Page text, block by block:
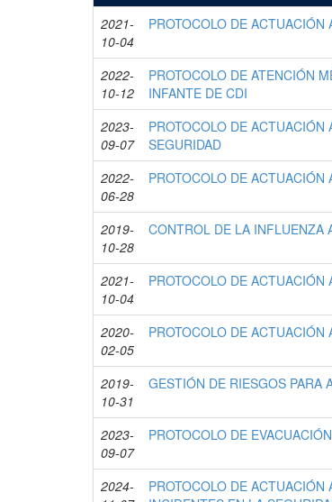
2021-
10-04
PROTOCOLO DE
2022-
10-12
PROTOCOLO DE ATENCIÓN
INFANTE DE CDI
2023-
09-07
PROTOCOLO DE
SEGURIDAD
2022-
06-28
PROTOCOLO DE ACTUACIÓN
2019-
10-28
CONTROL DE LA INFLUENZA
2021-
10-04
PROTOCOLO DE
2020-
02-05
PROTOCOLO DE
2019-
10-31
GESTIÓN DE RIESGOS PARA
2023-
09-07
PROTOCOLO DE
2024-
PROTOCOLO DE ACTUACIÓN